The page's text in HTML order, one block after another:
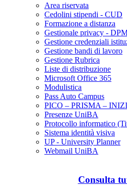
Area riservata
Cedolini stipendi - CUD
Formazione a distanza
Gestionale privacy -
Gestione credenziali
Gestione bandi di lavoro
Gestione Rubrica
Liste di distribuzione
Microsoft Office 365
Modulistica
Pass Auto Campus
PICO – PRISMA –
Presenze UniBA
Protocollo informatico
Sistema identità visiva
UP - University Planner
Webmail UniBA
Consulta